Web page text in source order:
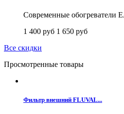
Современные обогреватели
1 400 руб 1 650 руб
Все скидки
Просмотренные товары
Фильтр внешний FLUVAL...